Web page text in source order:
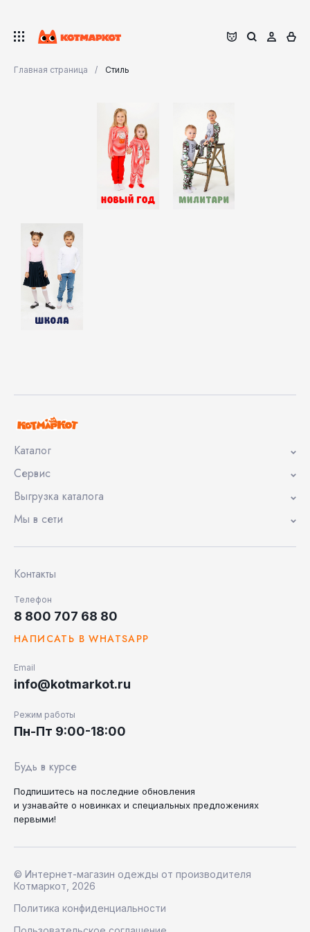
Главная страница Стиль
Каталог
Сервис
Выгрузка каталога
Мы в сети
Контакты
Телефон
8 800 707 68 80
НАПИСАТЬ В WHATSAPP
Email
info@kotmarkot.ru
Режим работы
Пн-Пт 9:00-18:00
Будь в курсе
Подпишитесь на последние обновления
и узнавайте о новинках и специальных предложениях
первыми!
© Интернет-магазин одежды от производителя
Котмаркот, 2026
Политика конфиденциальности